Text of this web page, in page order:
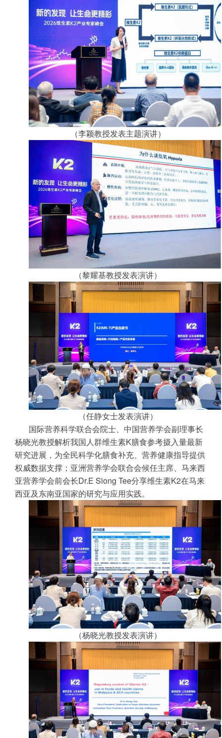
（李颖教授发表主题演讲）
（黎耀基教授发表演讲）
（任静女士发表演讲）
国际营养科学联合会院士、中国营养学会副理事长
杨晓光教授解析我国人群维生素K膳食参考摄入量最新
研究进展，为全民科学化膳食补充、营养健康指导提供
权威数据支撑；亚洲营养学会联合会候任主席、马来西
亚营养学会前会长Dr.E Siong Tee分享维生素K2在马来
西亚及东南亚国家的研究与应用实践。
（杨晓光教授发表演讲）